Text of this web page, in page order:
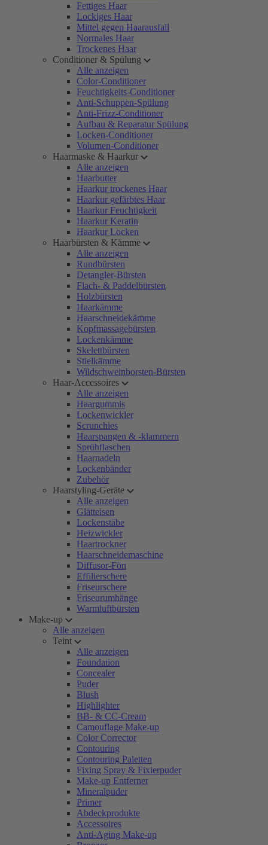
Fettiges Haar
Lockiges Haar
Mittel gegen Haarausfall
Normales Haar
Trockenes Haar
Conditioner & Spülung
Alle anzeigen
Color-Conditioner
Feuchtigkeits-Conditioner
Anti-Schuppen-Spülung
Anti-Frizz-Conditioner
Aufbau & Reparatur Spülung
Locken-Conditioner
Volumen-Conditioner
Haarmaske & Haarkur
Alle anzeigen
Haarbutter
Haarkur trockenes Haar
Haarkur gefärbtes Haar
Haarkur Feuchtigkeit
Haarkur Keratin
Haarkur Locken
Haarbürsten & Kämme
Alle anzeigen
Rundbürsten
Detangler-Bürsten
Flach- & Paddelbürsten
Holzbürsten
Haarkämme
Haarschneidekämme
Kopfmassagebürsten
Lockenkämme
Skelettbürsten
Stielkämme
Wildschweinborsten-Bürsten
Haar-Accessoires
Alle anzeigen
Haargummis
Lockenwickler
Scrunchies
Haarspangen & -klammern
Sprühflaschen
Haarnadeln
Lockenbänder
Zubehör
Haarstyling-Geräte
Alle anzeigen
Glätteisen
Lockenstäbe
Heizwickler
Haartrockner
Haarschneidemaschine
Diffusor-Fön
Effilierschere
Friseurschere
Friseurumhänge
Warmluftbürsten
Make-up
Alle anzeigen
Teint
Alle anzeigen
Foundation
Concealer
Puder
Blush
Highlighter
BB- & CC-Cream
Camouflage Make-up
Color Corrector
Contouring
Contouring Paletten
Fixing Spray & Fixierpuder
Make-up Entferner
Mineralpuder
Primer
Abdeckprodukte
Accessoires
Anti-Aging Make-up